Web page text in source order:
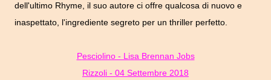
dell'ultimo Rhyme, il suo autore ci offre qualcosa di nuovo e
inaspettato, l'ingrediente segreto per un thriller perfetto.
Pesciolino - Lisa Brennan Jobs
Rizzoli - 04 Settembre 2018